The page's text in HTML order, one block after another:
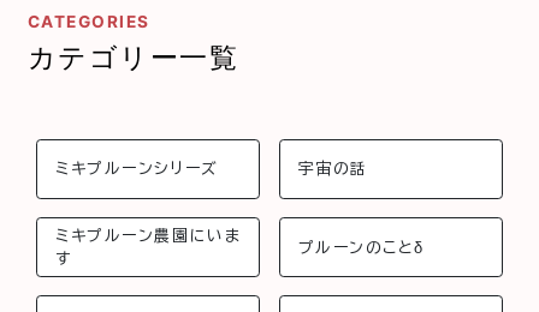
CATEGORIES
カテゴリー一覧
ミキプルーンシリーズ 宇宙の話
ミキプルーン農園にいま
す
プルーンのことδ